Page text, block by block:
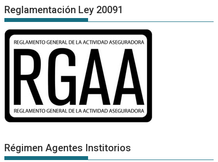
Reglamentación Ley 20091
Régimen Agentes Institorios